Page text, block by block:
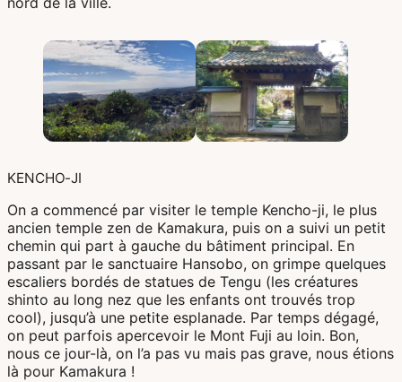
Afrique Du Sud
Botswana
Mozambique
Tanzanie
KENCHO-JI
On a commencé par visiter le temple Kencho-ji, le plus
ancien temple zen de Kamakura, puis on a suivi un petit
chemin qui part à gauche du bâtiment principal. En
passant par le sanctuaire Hansobo, on grimpe quelques
escaliers bordés de statues de Tengu (les créatures
shinto au long nez que les enfants ont trouvés trop
cool), jusqu’à une petite esplanade. Par temps dégagé,
on peut parfois apercevoir le Mont Fuji au loin. Bon,
nous ce jour-là, on l’a pas vu mais pas grave, nous étions
là pour Kamakura !